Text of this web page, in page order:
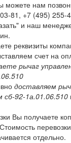
можете нам
81 , +7 (495) 255-
и наш
реквизиты
счет на
рычаг
доставляем
сб-92-1а.01.06.510
Вы получаете
отдельно.